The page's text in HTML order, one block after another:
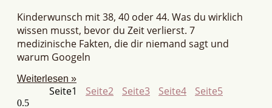
Kinderwunsch mit 38, 40 oder 44. Was du wirklich
wissen musst, bevor du Zeit verlierst. 7
medizinische Fakten, die dir niemand sagt und
warum Googeln
Weiterlesen »
Seite1 Seite2 Seite3 Seite4 Seite5